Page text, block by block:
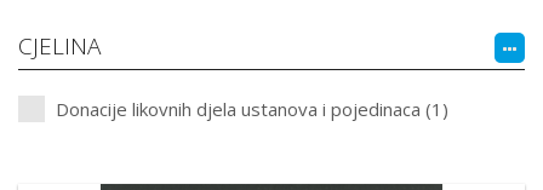
CJELINA
Donacije likovnih djela ustanova i pojedinaca (1)